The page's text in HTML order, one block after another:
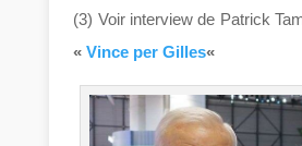
(3) Voir interview de Patrick
«Vince per Gilles«